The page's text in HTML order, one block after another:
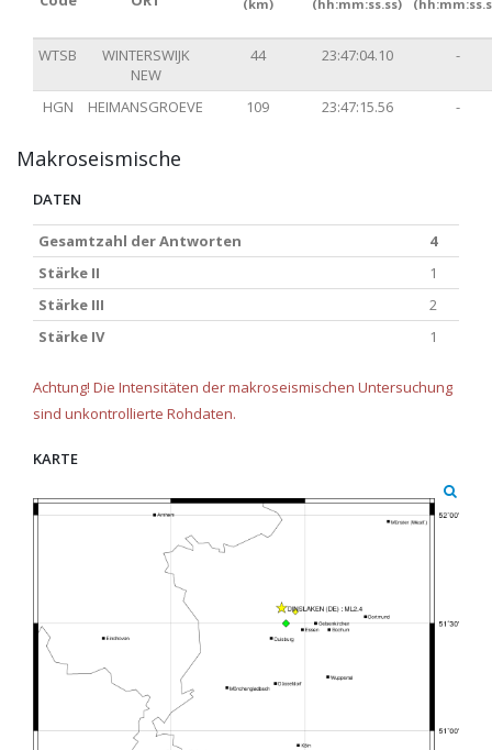
(km) (hh:mm:ss.ss)
WTSB
WINTERSWIJK
NEW
44 23:47:04.10 -
HGN HEIMANSGROEVE 109 23:47:15.56 -
Makroseismische
DATEN
Gesamtzahl der Antworten
4
Stärke II
1
Stärke III
2
Stärke IV
1
Achtung! Die Intensitäten der makroseismischen Untersuchung
sind unkontrollierte Rohdaten.
KARTE